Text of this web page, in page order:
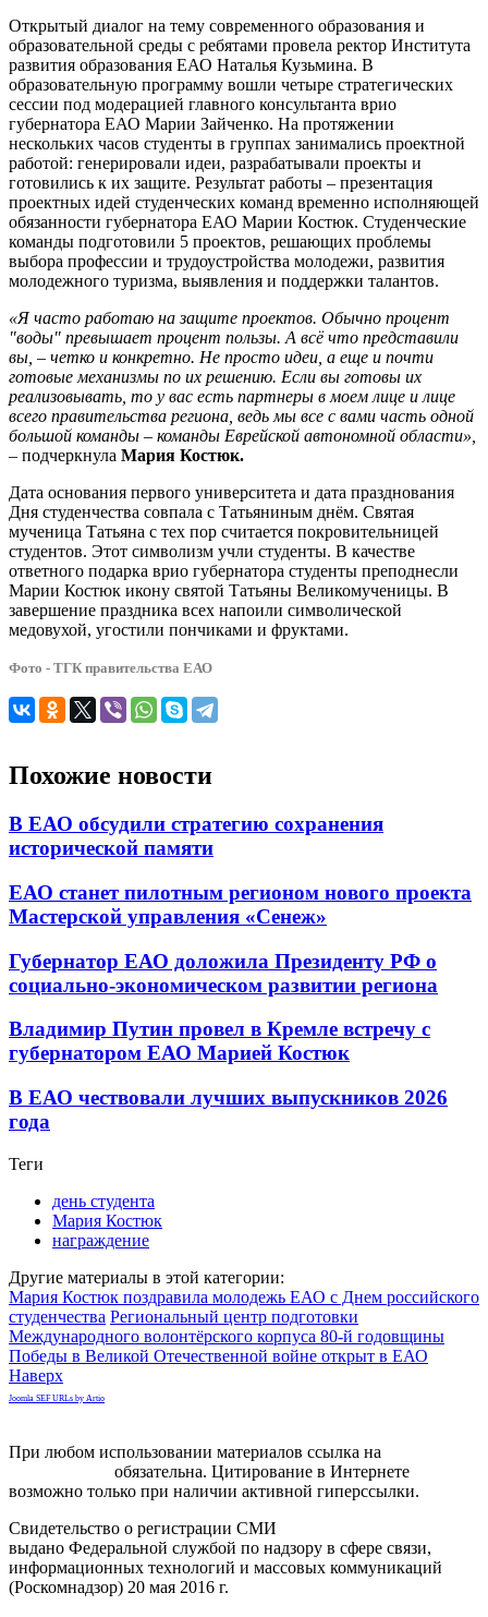
Открытый диалог на тему современного образования и
образовательной среды с ребятами провела ректор Института
развития образования ЕАО Наталья Кузьмина. В
образовательную программу вошли четыре стратегических
сессии под модерацией главного консультанта врио
губернатора ЕАО Марии Зайченко. На протяжении
нескольких часов студенты в группах занимались проектной
работой: генерировали идеи, разрабатывали проекты и
готовились к их защите. Результат работы – презентация
проектных идей студенческих команд временно исполняющей
обязанности губернатора ЕАО Марии Костюк. Студенческие
команды подготовили 5 проектов, решающих проблемы
выбора профессии и трудоустройства молодежи, развития
молодежного туризма, выявления и поддержки талантов.
«Я часто работаю на защите проектов. Обычно процент
"воды" превышает процент пользы. А всё что представили
вы, – четко и конкретно. Не просто идеи, а еще и почти
готовые механизмы по их решению. Если вы готовы их
реализовывать, то у вас есть партнеры в моем лице и лице
всего правительства региона, ведь мы все с вами часть одной
большой команды – команды Еврейской автономной области»,
– подчеркнула Мария Костюк.
Дата основания первого университета и дата празднования
Дня студенчества совпала с Татьяниным днём. Святая
мученица Татьяна с тех пор считается покровительницей
студентов. Этот символизм учли студенты. В качестве
ответного подарка врио губернатора студенты преподнесли
Марии Костюк икону святой Татьяны Великомученицы. В
завершение праздника всех напоили символической
медовухой, угостили пончиками и фруктами.
Фото - ТГК правительства ЕАО
Похожие новости
В ЕАО обсудили стратегию сохранения
исторической памяти
ЕАО станет пилотным регионом нового проекта
Мастерской управления «Сенеж»
Губернатор ЕАО доложила Президенту РФ о
социально-экономическом развитии региона
Владимир Путин провел в Кремле встречу с
губернатором ЕАО Марией Костюк
В ЕАО чествовали лучших выпускников 2026
года
Теги
день студента
Мария Костюк
награждение
Другие материалы в этой категории:
Мария Костюк поздравила молодежь ЕАО с Днем российского
студенчества Региональный центр подготовки
Международного волонтёрского корпуса 80-й годовщины
Победы в Великой Отечественной войне открыт в ЕАО
Наверх
Joomla SEF URLs by Artio
При любом использовании материалов ссылка на
обязательна. Цитирование в Интернете
возможно только при наличии активной гиперссылки.
Свидетельство о регистрации СМИ
выдано Федеральной службой по надзору в сфере связи,
информационных технологий и массовых коммуникаций
(Роскомнадзор) 20 мая 2016 г.